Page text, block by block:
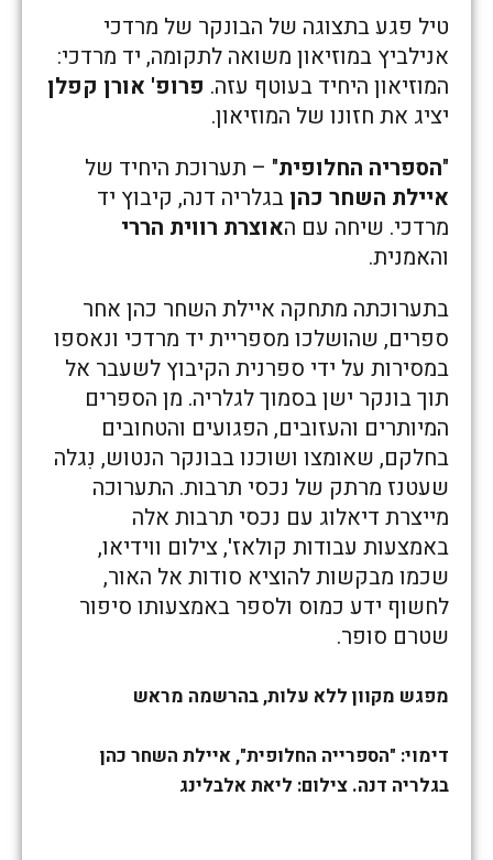
טיל פגע בתצוגה של הבונקר של מרדכי
אנילביץ במוזיאון משואה לתקומה, יד מרדכי:
המוזיאון היחיד בעוטף עזה. פרופ' אורן קפלן
יציג את חזונו של המוזיאון.
"הספריה החלופית" – תערוכת היחיד של
איילת השחר כהן בגלריה דנה, קיבוץ יד
מרדכי. שיחה עם האוצרת רווית הררי
והאמנית.
בתערוכתה מתחקה איילת השחר כהן אחר
ספרים, שהושלכו מספריית יד מרדכי ונאספו
במסירות על ידי ספרנית הקיבוץ לשעבר אל
תוך בונקר ישן בסמוך לגלריה. מן הספרים
המיותרים והעזובים, הפגועים והטחובים
בחלקם, שאומצו ושוכנו בבונקר הנטוש, נִגלה
שעטנז מרתק של נכסי תרבות. התערוכה
מייצרת דיאלוג עם נכסי תרבות אלה
באמצעות עבודות קולאז', צילום ווידיאו,
שכמו מבקשות להוציא סודות אל האור,
לחשוף ידע כמוס ולספר באמצעותו סיפור
שטרם סופר.
מפגש מקוון ללא עלות, בהרשמה מראש
דימוי: "הספרייה החלופית", איילת השחר כהן
בגלריה דנה. צילום: ליאת אלבלינג